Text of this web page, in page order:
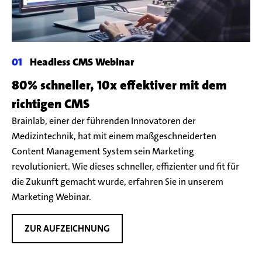
Headless CMS Webinar
80% schneller, 10x effektiver mit dem
richtigen CMS
Brainlab, einer der führenden Innovatoren der
Medizintechnik, hat mit einem maßgeschneiderten
Content Management System sein Marketing
revolutioniert. Wie dieses schneller, effizienter und fit für
die Zukunft gemacht wurde, erfahren Sie in unserem
Marketing Webinar.
ZUR AUFZEICHNUNG